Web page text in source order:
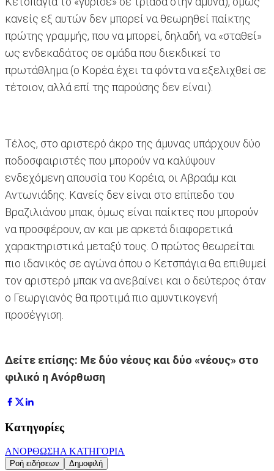
κανείς εξ αυτών δεν μπορεί να θεωρηθεί παίκτης
πρώτης γραμμής, που να μπορεί, δηλαδή, να «σταθεί»
ως ενδεκαδάτος σε ομάδα που διεκδικεί το
πρωτάθλημα (ο Κορέα έχει τα φόντα να εξελιχθεί σε
τέτοιον, αλλά επί της παρούσης δεν είναι).
Τέλος, στο αριστερό άκρο της άμυνας υπάρχουν δύο
ποδοσφαιριστές που μπορούν να καλύψουν
ενδεχόμενη απουσία του Κορέια, οι Αβραάμ και
Αντωνιάδης. Κανείς δεν είναι στο επίπεδο του
Βραζιλιάνου μπακ, όμως είναι παίκτες που μπορούν
να προσφέρουν, αν και με αρκετά διαφορετικά
χαρακτηριστικά μεταξύ τους. Ο πρώτος θεωρείται
πιο ιδανικός σε αγώνα όπου ο Κετσπάγια θα επιθυμεί
τον αριστερό μπακ να ανεβαίνει και ο δεύτερος όταν
ο Γεωργιανός θα προτιμά πιο αμυντικογενή
προσέγγιση.
Δείτε επίσης: Με δύο νέους και δύο «νέους» στο
φιλικό η Ανόρθωση
Κατηγορίες
ΑΝΟΡΘΩΣΗΑ ΚΑΤΗΓΟΡΙΑ
Ροή ειδήσεων Δημοφιλή